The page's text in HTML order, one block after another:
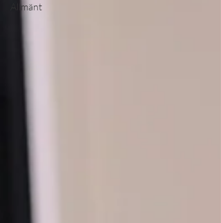
Allmänt